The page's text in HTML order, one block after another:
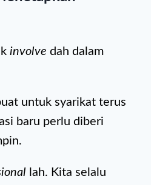
involve dah dalam
untuk syarikat terus
baru perlu diberi
lah. Kita selalu